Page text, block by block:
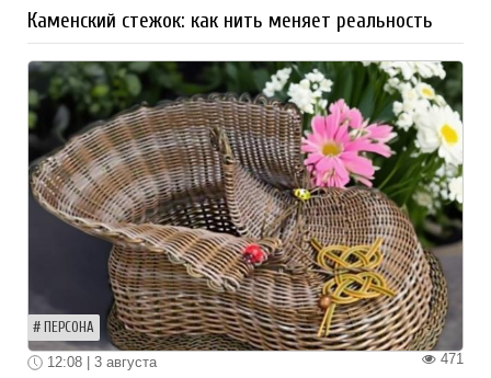
Каменский стежок: как нить меняет реальность
ПЕРСОНА
471
12:08 | 3 августа